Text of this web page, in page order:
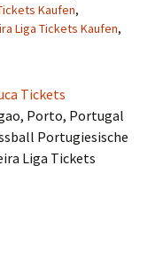
Kaufen,
Liga Tickets Kaufen,
Tickets
Porto, Portugal
Portugiesische
Liga Tickets